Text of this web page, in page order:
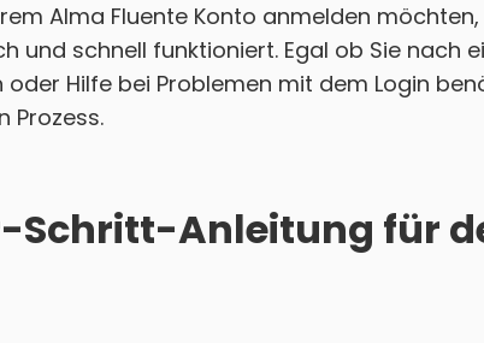
Alma Fluente Konto anmelden
und schnell funktioniert. Egal ob Sie nach
oder Hilfe bei Problemen mit dem Login
Prozess.
Anleitung für